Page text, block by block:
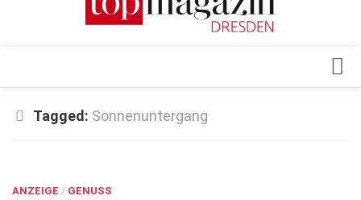
Top Gesundheitsforum Dresden / Ostsachsen
Geschäft
Tagged: Sonnenuntergang
ANZEIGE / GENUSS